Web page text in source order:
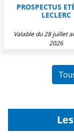
PROSPECTUS
LECLERC
Valable du 28 juillet
2026